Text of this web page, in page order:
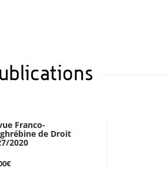
Franco-
de Droit
2020